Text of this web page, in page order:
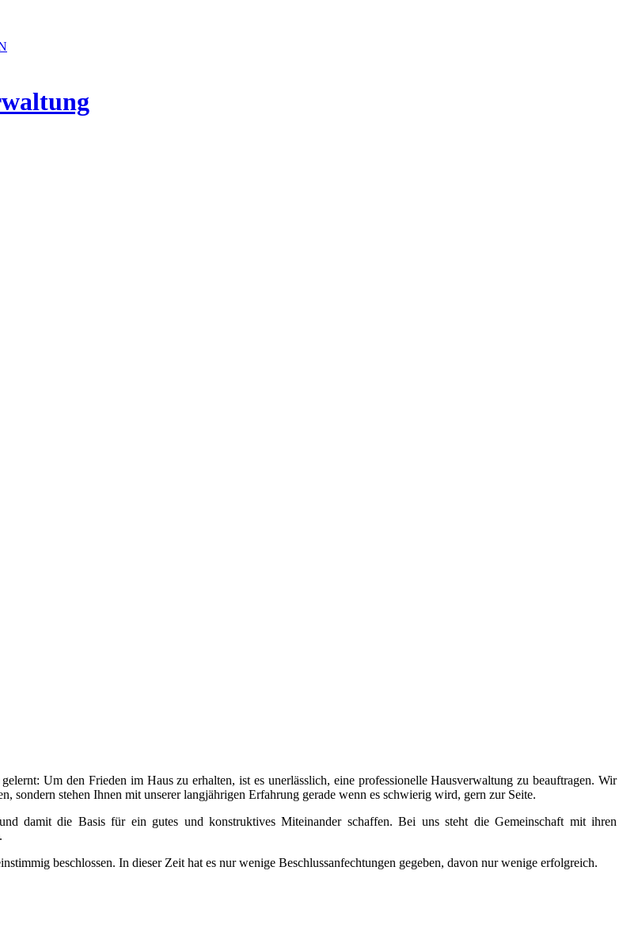
Um den Frieden im Haus zu erhalten, ist es unerlässlich, eine professionelle Hausverwaltung zu beauftragen. Wir
sondern stehen Ihnen mit unserer langjährigen Erfahrung gerade wenn es schwierig wird, gern zur Seite.
damit die Basis für ein gutes und konstruktives Miteinander schaffen. Bei uns steht die Gemeinschaft mit ihren
beschlossen. In dieser Zeit hat es nur wenige Beschlussanfechtungen gegeben, davon nur wenige erfolgreich.